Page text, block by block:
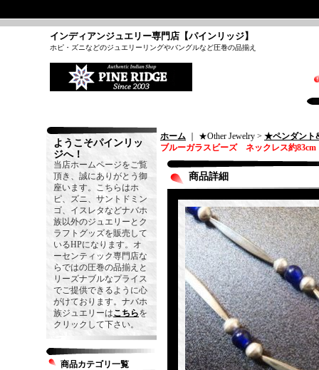
インディアンジュエリー専門店【パインリッジ】
ホピ・ズニなどのジュエリーリングやバングルなど圧巻の品揃え
ようこそパインリッ
ジへ！
当店ホームページをご覧
頂き、誠にありがとう御
座います。こちらはホ
ピ、ズニ、サントドミン
ゴ、イスレタなどナバホ
族以外のジュエリーとク
ラフトグッズを販売して
いるHPになります。オ
ーセンティック専門店な
らではの圧巻の品揃えと
リーズナブルなプライス
でご提供できるように心
がけております。ナバホ
族ジュエリーはこちらを
クリックして下さい。
商品カテゴリ一覧
ホーム ｜ ★Other Jewelry > ★ペンダント
ブルーガラスビーズ ネックレス約83cm
商品詳細